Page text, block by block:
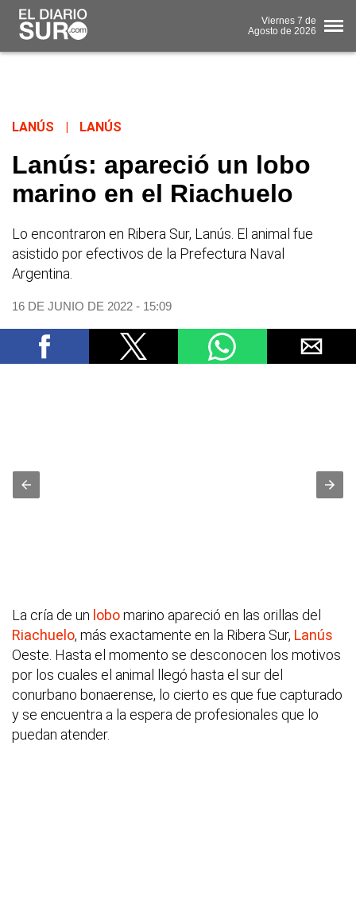
Viernes 7 de
Agosto de 2026
LANÚS LANÚS
Lanús: apareció un lobo
marino en el Riachuelo
Lo encontraron en Ribera Sur, Lanús. El animal fue
asistido por efectivos de la Prefectura Naval
Argentina.
16 DE JUNIO DE 2022 - 15:09
La cría de un lobomarino apareció en las orillas del
Riachuelo, más exactamente en la Ribera Sur, Lanús
Oeste. Hasta el momento se desconocen los motivos
por los cuales el animal llegó hasta el sur del
conurbano bonaerense, lo cierto es que fue capturado
y se encuentra a la espera de profesionales que lo
puedan atender.